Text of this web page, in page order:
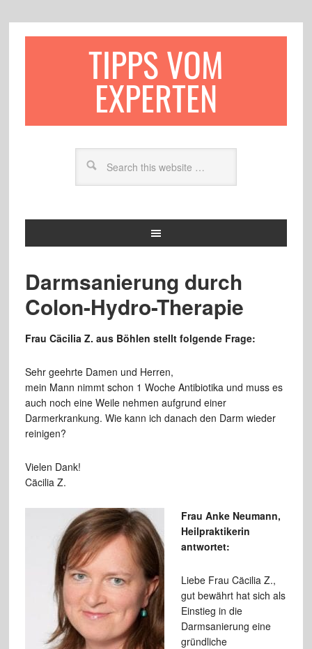
TIPPS VOM
EXPERTEN
Darmsanierung durch
Colon-Hydro-Therapie
Frau Cäcilia Z. aus Böhlen stellt folgende Frage:
Sehr geehrte Damen und Herren,
mein Mann nimmt schon 1 Woche Antibiotika und muss es
auch noch eine Weile nehmen aufgrund einer
Darmerkrankung. Wie kann ich danach den Darm wieder
reinigen?
Vielen Dank!
Cäcilia Z.
Frau Anke Neumann,
Heilpraktikerin
antwortet:
Liebe Frau Cäcilia Z.,
gut bewährt hat sich als
Einstieg in die
Darmsanierung eine
gründliche